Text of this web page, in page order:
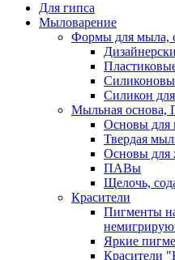
Для гипса
Мыловарение
Формы для мыла,
Силикон
Мыльная
Основы для
Твердая
Основы для
ПАВы
Щелочь,
Красители
Пигменты
Яркие
Красители